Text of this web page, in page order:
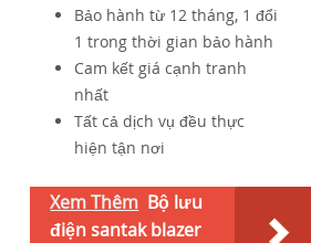
Bảo hành từ 12 tháng, 1 đổi
1 trong thời gian bảo hành
Cam kết giá cạnh tranh
nhất
Tất cả dịch vụ đều thực
hiện tận nơi
Xem Thêm Bộ lưu
điện santak blazer